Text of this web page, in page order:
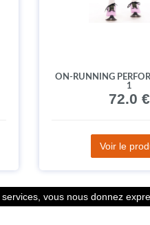
ON-RUNNING
1
72.0 €
Voir le
vous nous donnez